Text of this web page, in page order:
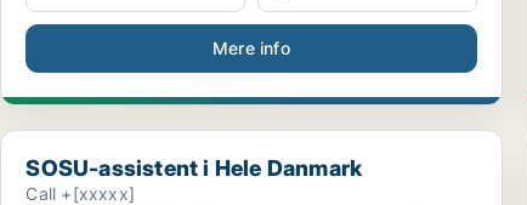
Mere info
SOSU-assistent i Hele Danmark
SOSU-assistent i Hele Danmark
Call +[xxxxx]